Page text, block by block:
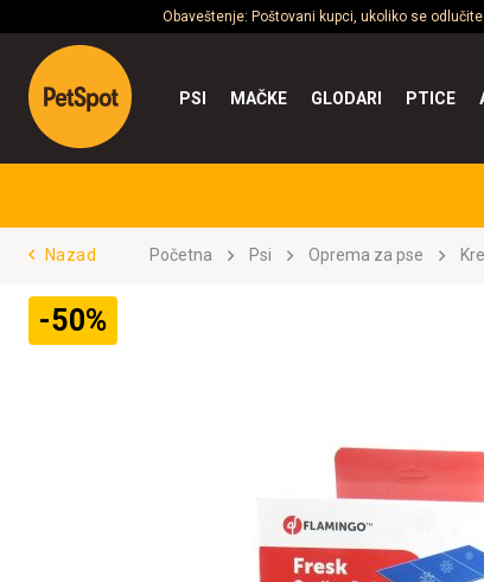
Obaveštenje: Poštovani kupci, ukoliko se
PSI MAČKE GLODARI PTICE
Nazad Početna Psi Oprema za pse
-50%